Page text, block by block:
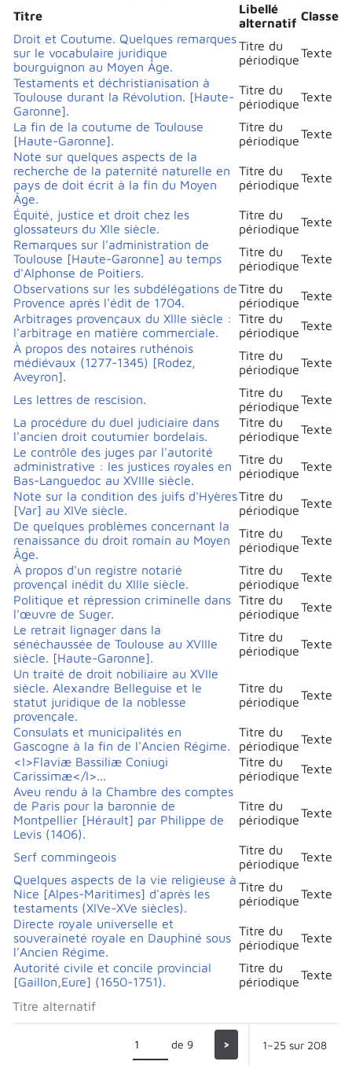
Titre alternatif
Titre
Libellé
alternatif Classe
Droit et Coutume. Quelques remarques
sur le vocabulaire juridique
bourguignon au Moyen Âge.
Titre du
périodiqueTexte
Testaments et déchristianisation à
Toulouse durant la Révolution. [Haute-
Garonne].
Titre du
périodiqueTexte
La fin de la coutume de Toulouse
[Haute-Garonne].
Titre du
périodiqueTexte
Note sur quelques aspects de la
recherche de la paternité naturelle en
pays de doit écrit à la fin du Moyen
Âge.
Titre du
périodiqueTexte
Équité, justice et droit chez les
glossateurs du XIIe siècle.
Titre du
périodiqueTexte
Remarques sur l'administration de
Toulouse [Haute-Garonne] au temps
d'Alphonse de Poitiers.
Titre du
périodiqueTexte
Observations sur les subdélégations de
Provence après l'édit de 1704.
Titre du
périodiqueTexte
Arbitrages provençaux du XIIIe siècle :
l'arbitrage en matière commerciale.
Titre du
périodiqueTexte
À propos des notaires ruthénois
médiévaux (1277-1345) [Rodez,
Aveyron].
Titre du
périodiqueTexte
Les lettres de rescision.
Titre du
périodiqueTexte
La procédure du duel judiciaire dans
l'ancien droit coutumier bordelais.
Titre du
périodiqueTexte
Le contrôle des juges par l'autorité
administrative : les justices royales en
Bas-Languedoc au XVIIIe siècle.
Titre du
périodiqueTexte
Note sur la condition des juifs d'Hyères
[Var] au XIVe siècle.
Titre du
périodiqueTexte
De quelques problèmes concernant la
renaissance du droit romain au Moyen
Âge.
Titre du
périodiqueTexte
À propos d'un registre notarié
provençal inédit du XIIIe siècle.
Titre du
périodiqueTexte
Politique et répression criminelle dans
l'œuvre de Suger.
Titre du
périodiqueTexte
Le retrait lignager dans la
sénéchaussée de Toulouse au XVIIIe
siècle. [Haute-Garonne].
Titre du
périodiqueTexte
Un traité de droit nobiliaire au XVIIe
siècle. Alexandre Belleguise et le
statut juridique de la noblesse
provençale.
Titre du
périodiqueTexte
Consulats et municipalités en
Gascogne à la fin de l'Ancien Régime.
Titre du
périodiqueTexte
<I>Flaviæ Bassiliæ Coniugi
Carissimæ</I>...
Titre du
périodiqueTexte
Aveu rendu à la Chambre des comptes
de Paris pour la baronnie de
Montpellier [Hérault] par Philippe de
Levis (1406).
Titre du
périodiqueTexte
Serf commingeois
Titre du
périodiqueTexte
Quelques aspects de la vie religieuse à
Nice [Alpes-Maritimes] d'après les
testaments (XIVe-XVe siècles).
Titre du
périodiqueTexte
Directe royale universelle et
souveraineté royale en Dauphiné sous
l'Ancien Régime.
Titre du
périodiqueTexte
Autorité civile et concile provincial
[Gaillon,Eure] (1650-1751).
Titre du
périodiqueTexte
de 9 > 1–25 sur 208